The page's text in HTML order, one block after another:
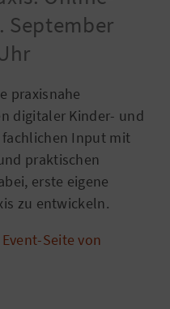
September
praxisnahe
digitaler Kinder- und
Input mit
praktischen
erste eigene
zu entwickeln.
Event-Seite von